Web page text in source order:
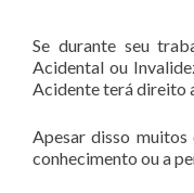
Se durante seu
Acidental ou
Acidente terá direito
Apesar disso muitos
conhecimento ou a